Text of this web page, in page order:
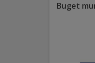
Buget